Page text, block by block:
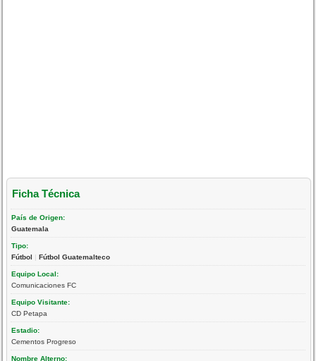
Ficha Técnica
País de Origen:
Guatemala
Tipo:
Fútbol |Fútbol Guatemalteco
Equipo Local:
Comunicaciones FC
Equipo Visitante:
CD Petapa
Estadio:
Cementos Progreso
Nombre Alterno: